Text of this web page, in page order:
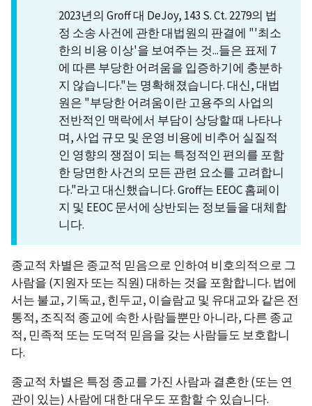
2023년의 Groff 대 DeJoy, 143 S. Ct. 2279의 법
정 소송 사건에 관한 대법원의 판결에 "'최소
한의 비용 이상'을 보여주는 것...들은 표제 7
에 따른 부당한 어려움을 입증하기에 충분하
지 않습니다."는 명확해졌습니다. 대신, 대법
원은 "부당한 어려움이란 고용주의 사업의
전반적인 맥락에서 부담이 상당할 때 나타나
며, 사업 규모 및 운영 비용에 비추어 실질적
인 영향의 쟁점이 되는 특정적인 편의를 포함
한 당면한 사건의 모든 관련 요소를 고려합니
다."라고 대신했습니다. Groff는 EEOC 홈페이
지 및 EEOC 문서에 상반되는 정보들을 대체합
니다.
종교적 차별은 종교적 믿음으로 인하여 비호의적으로 그
사람을 (지원자 또는 직원) 대하는 것을 포함합니다. 법에
서는 불교, 기독교, 힌두교, 이슬람교 및 유대교와 같은 전
통적, 조직적 종교에 속한 사람들뿐만 아니라, 다른 종교
적, 민족적 또는 도덕적 믿음을 갖는 사람들도 보호합니
다.
종교적 차별은 특정 종교를 가진 사람과 결혼한 (또는 연
관이 있는) 사람에 대한 대우도 포함할 수 있습니다.